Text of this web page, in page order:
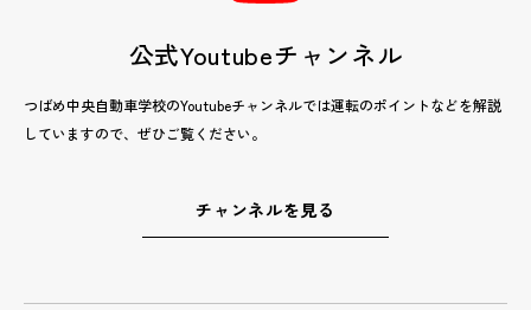
公式Youtubeチャンネル
つばめ中央自動車学校のYoutubeチャンネルでは運転のポイントなどを解説
していますので、ぜひご覧ください。
チャンネルを見る